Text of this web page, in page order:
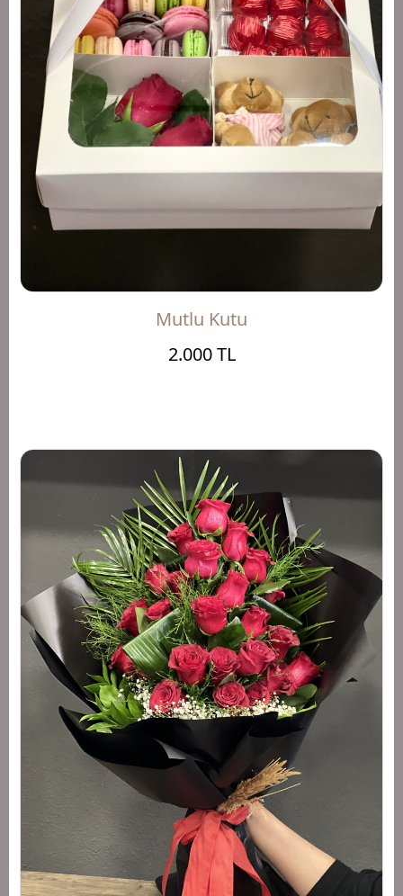
Mutlu Kutu
2.000 TL